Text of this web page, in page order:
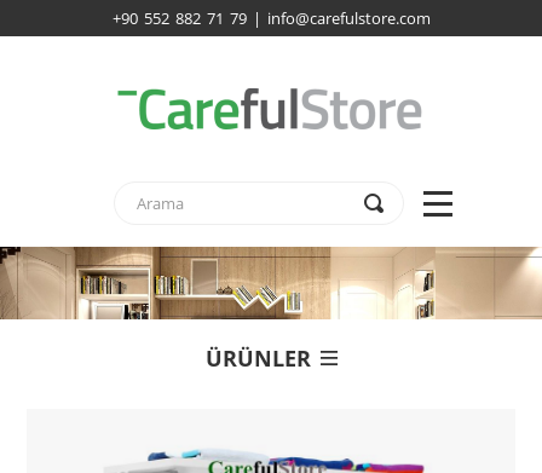
+90 552 882 71 79 | info@carefulstore.com
ÜRÜNLER